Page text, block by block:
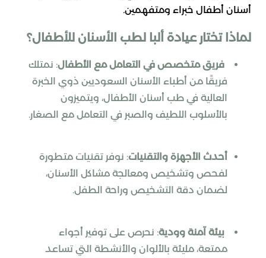
أسنان أطفال خبراء ومتفهمين.
لماذا تختار عيادة ألبا لطب الأسنان للأطفال؟
فريق متخصص في التعامل مع الأطفال: نمتلك
فريقًا من أطباء الأسنان السعوديين ذوي الخبرة
العالية في طب أسنان الأطفال، ويتميزون
بالأسلوب اللطيف والصبر في التعامل مع الصغار.
أحدث الأجهزة والتقنيات: نوفر تقنيات متطورة
لفحص وتشخيص ومعالجة مشاكل الأسنان،
لضمان دقة التشخيص وراحة الطفل.
بيئة آمنة وودية: نحرص على توفير أجواء
ممتعة، مليئة بالألوان والأنشطة التي تساعد